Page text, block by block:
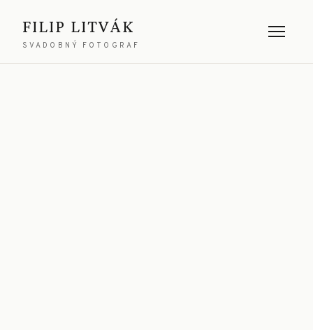
FILIP LITVÁK
SVADOBNÝ FOTOGRAF